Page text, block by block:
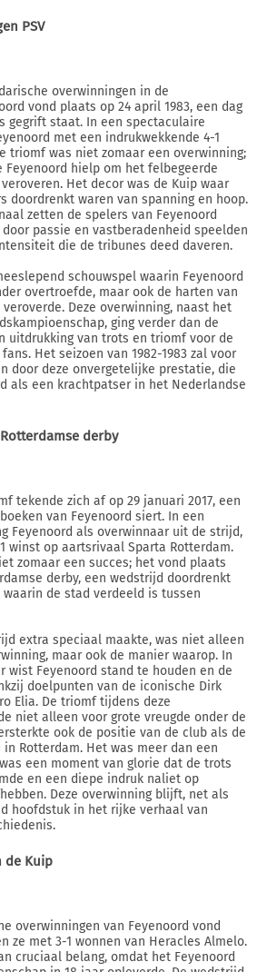
PSV
overwinningen in de
vond plaats op 24 april 1983, een dag
gegrift staat. In een spectaculaire
met een indrukwekkende 4-1
triomf was niet zomaar een overwinning;
hielp om het felbegeerde
Het decor was de Kuip waar
doordrenkt waren van spanning en hoop.
zetten de spelers van Feyenoord
passie en vastberadenheid speelden
die de tribunes deed daveren.
schouwspel waarin Feyenoord
overtroefde, maar ook de harten van
Deze overwinning, naast het
ging verder dan de
uitdrukking van trots en triomf voor de
Het seizoen van 1982-1983 zal voor
door deze onvergetelijke prestatie, die
als een krachtpatser in het Nederlandse
derby
tekende zich af op 29 januari 2017, een
van Feyenoord siert. In een
Feyenoord als overwinnaar uit de strijd,
winst op aartsrivaal Sparta Rotterdam.
zomaar een succes; het vond plaats
derby, een wedstrijd doordrenkt
de stad verdeeld is tussen
extra speciaal maakte, was niet alleen
maar ook de manier waarop. In
wist Feyenoord stand te houden en de
doelpunten van de iconische Dirk
Elia. De triomf tijdens deze
niet alleen voor grote vreugde onder de
ook de positie van de club als de
Rotterdam. Het was meer dan een
een moment van glorie dat de trots
en een diepe indruk naliet op
Deze overwinning blijft, net als
hoofdstuk in het rijke verhaal van
de Kuip
overwinningen van Feyenoord vond
ze met 3-1 wonnen van Heracles Almelo.
cruciaal belang, omdat het Feyenoord